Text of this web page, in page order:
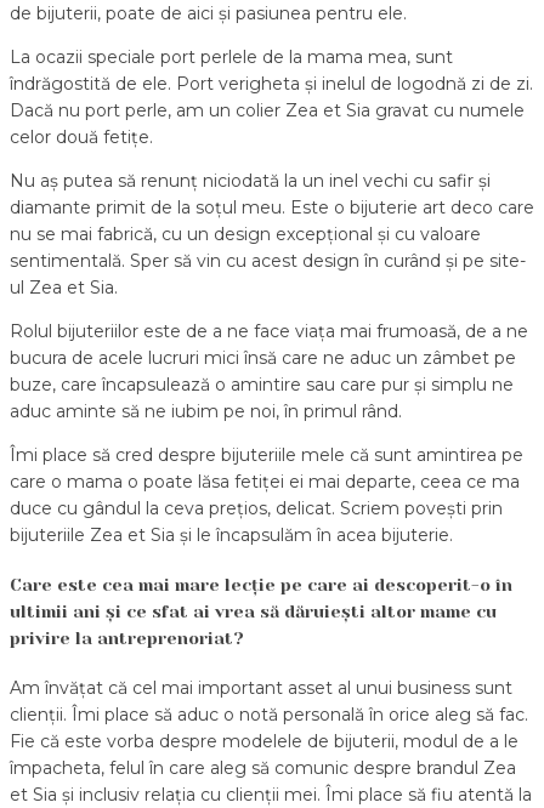
de bijuterii, poate de aici și pasiunea pentru ele.
La ocazii speciale port perlele de la mama mea, sunt
îndrăgostită de ele. Port verigheta și inelul de logodnă zi de zi.
Dacă nu port perle, am un colier Zea et Sia gravat cu numele
celor două fetițe.
Nu aș putea să renunț niciodată la un inel vechi cu safir și
diamante primit de la soțul meu. Este o bijuterie art deco care
nu se mai fabrică, cu un design excepțional și cu valoare
sentimentală. Sper să vin cu acest design în curând și pe site-
ul Zea et Sia.
Rolul bijuteriilor este de a ne face viața mai frumoasă, de a ne
bucura de acele lucruri mici însă care ne aduc un zâmbet pe
buze, care încapsulează o amintire sau care pur și simplu ne
aduc aminte să ne iubim pe noi, în primul rând.
Îmi place să cred despre bijuteriile mele că sunt amintirea pe
care o mama o poate lăsa fetiței ei mai departe, ceea ce ma
duce cu gândul la ceva prețios, delicat. Scriem povești prin
bijuteriile Zea et Sia și le încapsulăm în acea bijuterie.
Care este cea mai mare lecție pe care ai descoperit-o în
ultimii ani și ce sfat ai vrea să dăruiești altor mame cu
privire la antreprenoriat?
Am învățat că cel mai important asset al unui business sunt
clienții. Îmi place să aduc o notă personală în orice aleg să fac.
Fie că este vorba despre modelele de bijuterii, modul de a le
împacheta, felul în care aleg să comunic despre brandul Zea
et Sia și inclusiv relația cu clienții mei. Îmi place să fiu atentă la